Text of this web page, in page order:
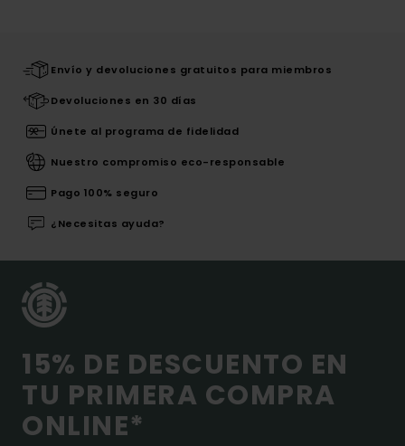
Envío y devoluciones gratuitos para miembros
Devoluciones en 30 días
Únete al programa de fidelidad
Nuestro compromiso eco-responsable
Pago 100% seguro
¿Necesitas ayuda?
15% DE DESCUENTO EN
TU PRIMERA COMPRA
ONLINE*